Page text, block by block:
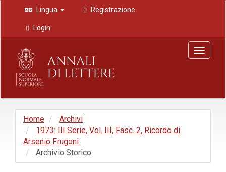
Navigazione
principale
Contenuto
principale
Barra
laterale
Lingua Registrazione
Login
Toggle
Home
Archivi
1973: III Serie, Vol. III, Fasc. 2, Ricordo di
Arsenio Frugoni
Archivio Storico